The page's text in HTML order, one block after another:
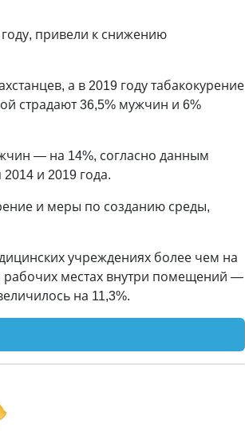
привели к снижению
а в 2019 году табакокурение
страдают 36,5% мужчин и 6%
— на 14%, согласно данным
и 2019 года.
и меры по созданию среды,
учреждениях более чем на
рабочих местах внутри помещений —
на 11,3%.